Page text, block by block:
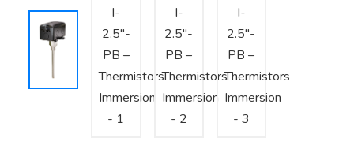
Tư vấn – Thiết kế – Cung cấp thiết bị HVAC
Tư vấn thiết kế, thi công tủ điều khiển
Thi công – Lắp đặt hệ thống HVAC